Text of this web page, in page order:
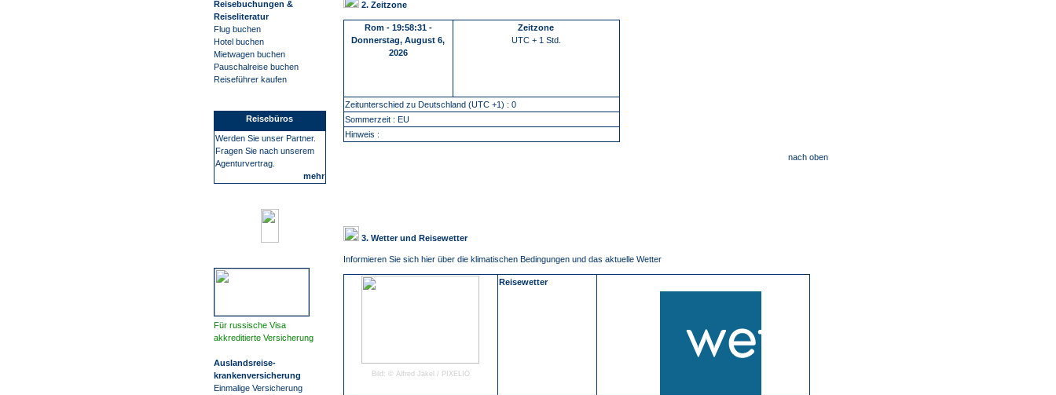
Reisebuchungen &
Reiseliteratur
Flug buchen
Hotel buchen
Mietwagen buchen
Pauschalreise buchen
Reiseführer kaufen
Reisebüros
Werden Sie unser Partner.
Fragen Sie nach unserem
Agenturvertrag.
mehr
Für russische Visa
akkreditierte Versicherung
Auslandsreise-
krankenversicherung
Einmalige Versicherung
2. Zeitzone
Rom - 19:58:32 -
Donnerstag, August 6,
2026
Zeitzone
UTC + 1 Std.
Zeitunterschied zu Deutschland (UTC +1) : 0
Sommerzeit : EU
Hinweis :
nach oben
3. Wetter und Reisewetter
Informieren Sie sich hier über die klimatischen Bedingungen und das aktuelle Wetter
Bild: © Alfred Jäkel / PIXELIO
Reisewetter